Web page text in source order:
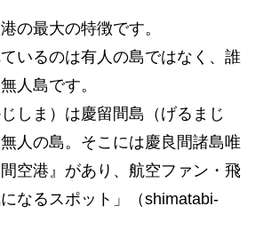
の最大の特徴です。
いるのは有人の島ではなく、誰
人島です。
じしま）は慶留間島（げるまじ
人の島。そこには慶良間諸島唯
空港』があり、航空ファン・飛
なるスポット」（shimatabi-